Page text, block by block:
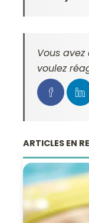
Vous
voulez
ARTICLES EN